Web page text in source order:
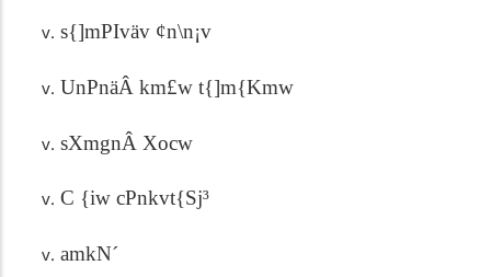
s{]mPIväv ¢n\n¡v
UnPnäÂ km£w t{]m{Kmw
sXmgnÂ Xocw
C {iw cPnkvt{Sj³
amkN´